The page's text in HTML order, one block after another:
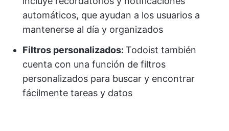
automáticos, que ayudan a los usuarios a
mantenerse al día y organizados
Filtros personalizados: Todoist también
cuenta con una función de filtros
personalizados para buscar y encontrar
fácilmente tareas y datos